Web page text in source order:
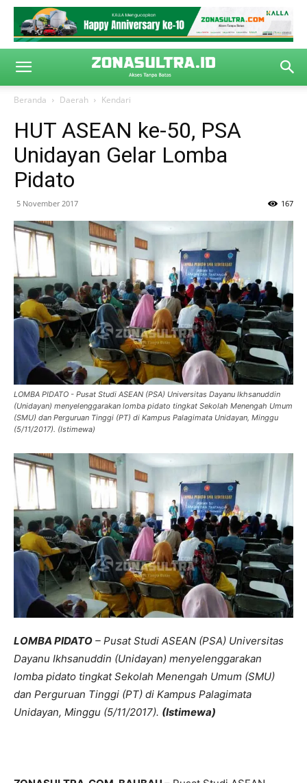
Beranda Daerah Kendari
HUT ASEAN ke-50, PSA
Unidayan Gelar Lomba
Pidato
5 November 2017 167
LOMBA PIDATO - Pusat Studi ASEAN (PSA) Universitas Dayanu Ikhsanuddin
(Unidayan) menyelenggarakan lomba pidato tingkat Sekolah Menengah Umum
(SMU) dan Perguruan Tinggi (PT) di Kampus Palagimata Unidayan, Minggu
(5/11/2017). (Istimewa)
LOMBA PIDATO – Pusat Studi ASEAN (PSA) Universitas
Dayanu Ikhsanuddin (Unidayan) menyelenggarakan
lomba pidato tingkat Sekolah Menengah Umum (SMU)
dan Perguruan Tinggi (PT) di Kampus Palagimata
Unidayan, Minggu (5/11/2017). (Istimewa)